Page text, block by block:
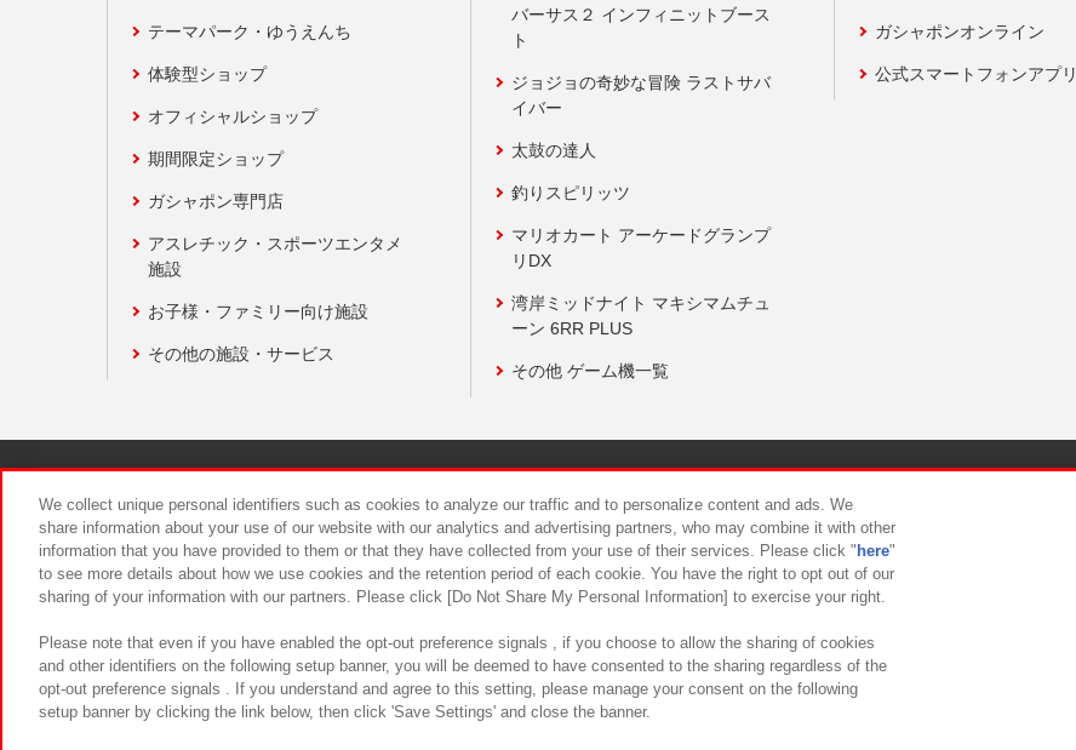
テーマパーク・ゆうえんち
体験型ショップ
オフィシャルショップ
期間限定ショップ
ガシャポン専門店
アスレチック・スポーツエンタメ
施設
お子様・ファミリー向け施設
その他の施設・サービス
バーサス２ インフィニットブース
ト
ジョジョの奇妙な冒険 ラストサバ
イバー
太鼓の達人
釣りスピリッツ
マリオカート アーケードグランプ
リDX
湾岸ミッドナイト マキシマムチュ
ーン 6RR PLUS
その他 ゲーム機一覧
ガシャポンオンライン
公式スマートフォンアプリ
食品のご提供について カスタマーハラスメント対応方針
We collect unique personal identifiers such as cookies to analyze our traffic and to personalize content and ads. We
share information about your use of our website with our analytics and advertising partners, who may combine it with other
information that you have provided to them or that they have collected from your use of their services. Please click " here"
to see more details about how we use cookies and the retention period of each cookie. You have the right to opt out of our
sharing of your information with our partners. Please click [Do Not Share My Personal Information] to exercise your right.
Please note that even if you have enabled the opt-out preference signals , if you choose to allow the sharing of cookies
and other identifiers on the following setup banner, you will be deemed to have consented to the sharing regardless of the
opt-out preference signals . If you understand and agree to this setting, please manage your consent on the following
setup banner by clicking the link below, then click 'Save Settings' and close the banner.